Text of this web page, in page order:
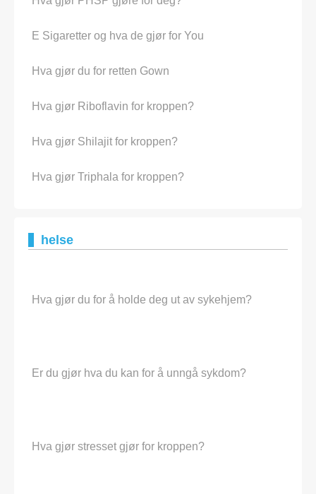
E Sigaretter og hva de gjør for You
Hva gjør du for retten Gown
Hva gjør Riboflavin for kroppen?
Hva gjør Shilajit for kroppen?
Hva gjør Triphala for kroppen?
helse
Hva gjør du for å holde deg ut av sykehjem?
Er du gjør hva du kan for å unngå sykdom?
Hva gjør stresset gjør for kroppen?